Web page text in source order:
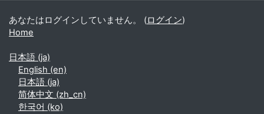
あなたはログインしていません。 (ログイン)
Home
日本語 ‎(ja)‎
English ‎(en)‎
日本語 ‎(ja)‎
简体中文 ‎(zh_cn)‎
한국어 ‎(ko)‎